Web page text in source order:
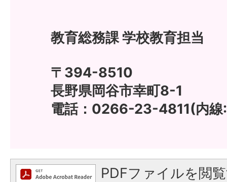
教育総務課 学校教育担当
〒394-8510
長野県岡谷市幸町8-1
電話：0266-23-4811(内線
PDFファイルを閲